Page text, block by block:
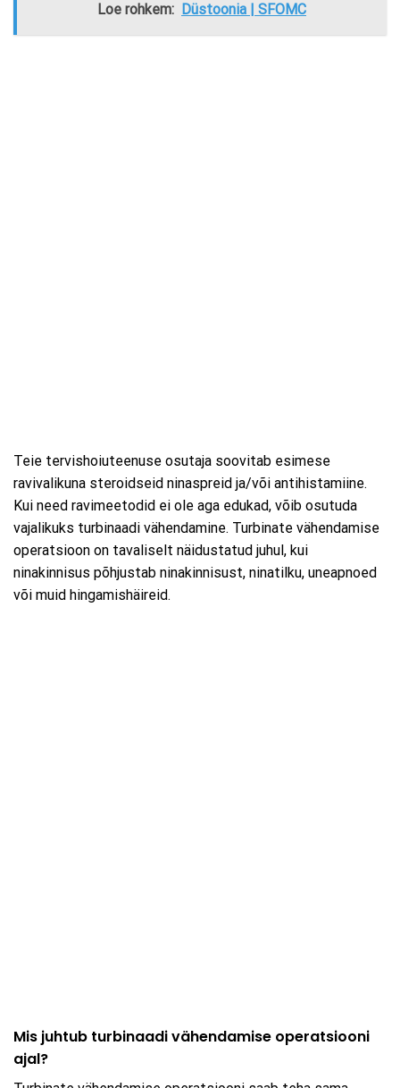
Loe rohkem: Düstoonia | SFOMC
Teie tervishoiuteenuse osutaja soovitab esimese
ravivalikuna steroidseid ninaspreid ja/või antihistamiine.
Kui need ravimeetodid ei ole aga edukad, võib osutuda
vajalikuks turbinaadi vähendamine. Turbinate vähendamise
operatsioon on tavaliselt näidustatud juhul, kui
ninakinnisus põhjustab ninakinnisust, ninatilku, uneapnoed
või muid hingamishäireid.
Mis juhtub turbinaadi vähendamise operatsiooni
ajal?